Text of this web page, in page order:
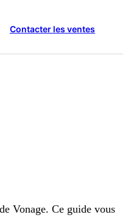
Contacter les ventes
Vonage. Ce guide vous